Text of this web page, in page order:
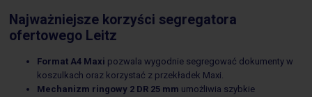
Najważniejsze korzyści segregatora
ofertowego Leitz
Format A4 Maxi pozwala wygodnie segregować dokumenty w
koszulkach oraz korzystać z przekładek Maxi.
Mechanizm ringowy 2 DR 25 mm umożliwia szybkie